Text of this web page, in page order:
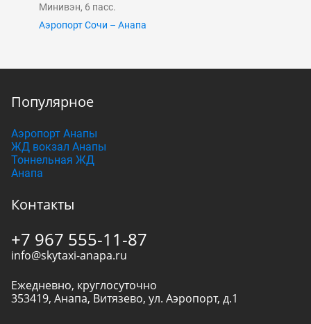
Минивэн, 6 пасс.
Аэропорт Сочи – Анапа
Популярное
Аэропорт Анапы
ЖД вокзал Анапы
Тоннельная ЖД
Анапа
Контакты
+7 967 555-11-87
info@skytaxi-anapa.ru
Ежедневно, круглосуточно
353419, Анапа, Витязево, ул. Аэропорт, д.1